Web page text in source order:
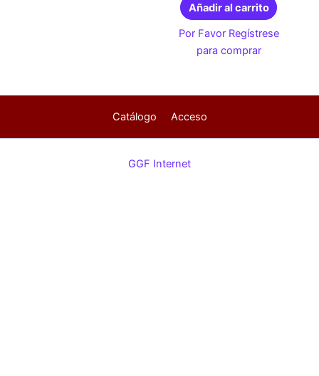
Añadir al carrito
Por Favor Regístrese
para comprar
Catálogo Acceso
GGF Internet